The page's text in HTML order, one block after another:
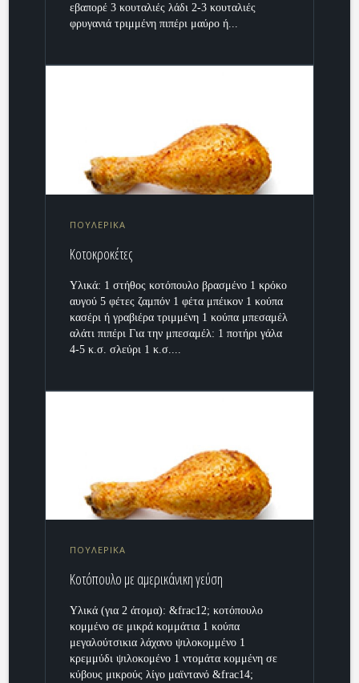
εβαπορέ 3 κουταλιές λάδι 2-3 κουταλιές
φρυγανιά τριμμένη πιπέρι μαύρο ή...
ΠΟΥΛΕΡΙΚΑ
Κοτοκροκέτες
Υλικά: 1 στήθος κοτόπουλο βρασμένο 1 κρόκο
αυγού 5 φέτες ζαμπόν 1 φέτα μπέικον 1 κούπα
κασέρι ή γραβιέρα τριμμένη 1 κούπα μπεσαμέλ
αλάτι πιπέρι Για την μπεσαμέλ: 1 ποτήρι γάλα
4-5 κ.σ. σλεύρι 1 κ.σ....
ΠΟΥΛΕΡΙΚΑ
Κοτόπουλο με αμερικάνικη γεύση
Υλικά (για 2 άτομα): &frac12; κοτόπουλο
κομμένο σε μικρά κομμάτια 1 κούπα
μεγαλούτσικια λάχανο ψιλοκομμένο 1
κρεμμύδι ψιλοκομένο 1 ντομάτα κομμένη σε
κύβους μικρούς λίγο μαϊντανό &frac14;